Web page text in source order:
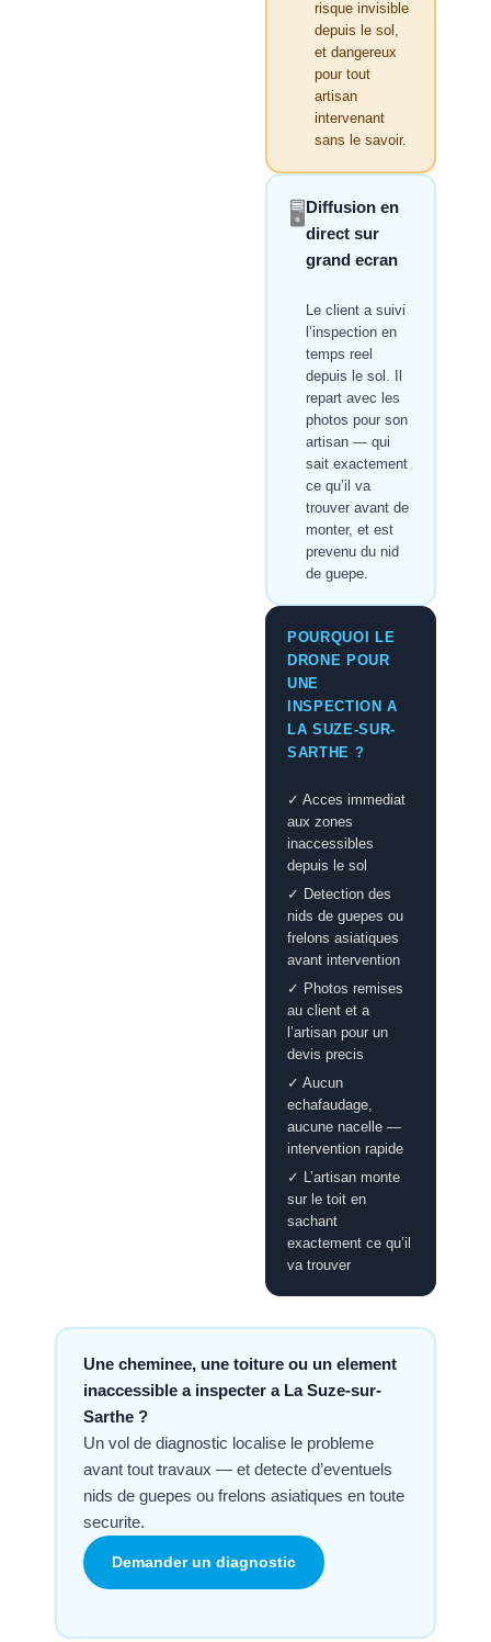
risque invisible
depuis le sol,
et dangereux
pour tout
artisan
intervenant
sans le savoir.
🖥️Diffusion en
direct sur
grand ecran
Le client a suivi
l’inspection en
temps reel
depuis le sol. Il
repart avec les
photos pour son
artisan — qui
sait exactement
ce qu’il va
trouver avant de
monter, et est
prevenu du nid
de guepe.
POURQUOI LE
DRONE POUR
UNE
INSPECTION A
LA SUZE-SUR-
SARTHE ?
✓ Acces immediat
aux zones
inaccessibles
depuis le sol
✓ Detection des
nids de guepes ou
frelons asiatiques
avant intervention
✓ Photos remises
au client et a
l’artisan pour un
devis precis
✓ Aucun
echafaudage,
aucune nacelle —
intervention rapide
✓ L’artisan monte
sur le toit en
sachant
exactement ce qu’il
va trouver
Une cheminee, une toiture ou un element
inaccessible a inspecter a La Suze-sur-
Sarthe ?
Un vol de diagnostic localise le probleme
avant tout travaux — et detecte d’eventuels
nids de guepes ou frelons asiatiques en toute
securite.
Demander un diagnostic